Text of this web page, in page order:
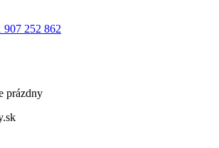
907 252 862
prázdny